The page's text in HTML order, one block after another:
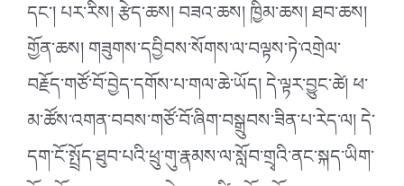
དང་། པར་རིས། རྩེད་ཆས། བཟའ་ཆས། ཁྱིམ་ཆས། ཐབ་ཆས།
གྱོན་ཆས། གཟུགས་དབྱིབས་སོགས་ལ་བལྟས་ཏེ་འགྲེལ་
བརྗོད་གཙོ་བོ་བྱེད་དགོས་པ་གལ་ཆེ་ཡོད། དེ་ལྟར་བྱུང་ཚེ། ཕ་
མ་ཚོས་འགན་བབས་གཙོ་བོ་ཞིག་བསྒྲུབས་ཟིན་པ་རེད་ལ། དེ་
དག་ངོ་སྤྲོད་ཐུབ་པའི་ཕྲུ་གུ་རྣམས་ལ་སློབ་གྲྭའི་ནང་སྐད་ཡིག་